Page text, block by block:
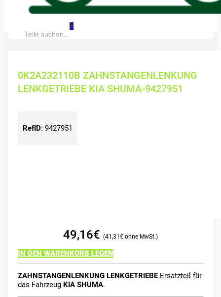
0
Suche:
0K2A232110B ZAHNSTANGENLENKUNG
LENKGETRIEBE KIA SHUMA-9427951
RefID: 9427951
49,16€ 41,31€
IN DEN WARENKORB LEGEN
ZAHNSTANGENLENKUNG LENKGETRIEBEErsatzteil für
das Fahrzeug KIA SHUMA.